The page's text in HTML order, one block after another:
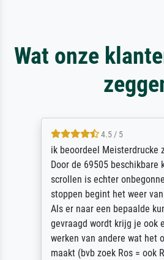
Wat onze
4.5 / 5
ik beoordeel Meisterdrucke
Door de 69505 beschikbare
scrollen is echter onbegonnen
stoppen begint het weer van
Als er naar een bepaalde
gevraagd wordt krijg je ook een
werken van andere wat het
maakt (bvb zoek Ros = ook